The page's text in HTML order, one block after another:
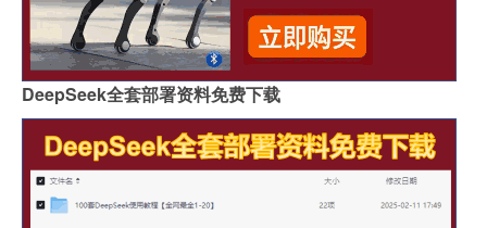
DeepSeek全套部署资料免费下载